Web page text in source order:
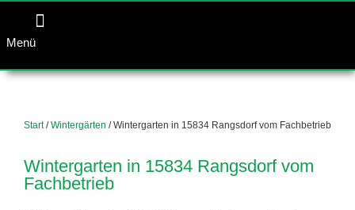
Menü
Start/Wintergärten / Wintergarten in 15834 Rangsdorf vom Fachbetrieb
Wintergarten in 15834 Rangsdorf vom
Fachbetrieb